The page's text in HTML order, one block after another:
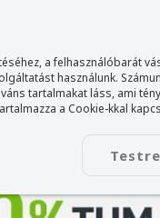
a felhasználóbarát
használunk.
tartalmakat láss, ami
a Cookie-kkal
KIEGÉSZÍTŐ